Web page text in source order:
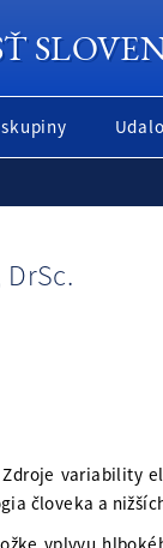
človeka a